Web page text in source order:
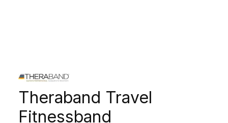
Theraband Travel
Fitnessband